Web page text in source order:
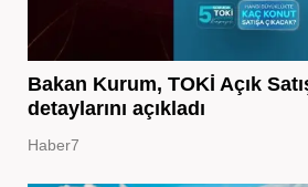
Bakan Kurum, TOKİ Açık
detaylarını açıkladı
Haber7